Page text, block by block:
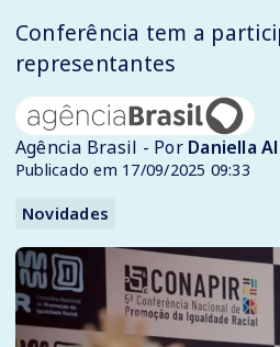
Conferência tem a
representantes
Agência Brasil - Por Daniella
Publicado em 17/09/2025 09:33
Novidades